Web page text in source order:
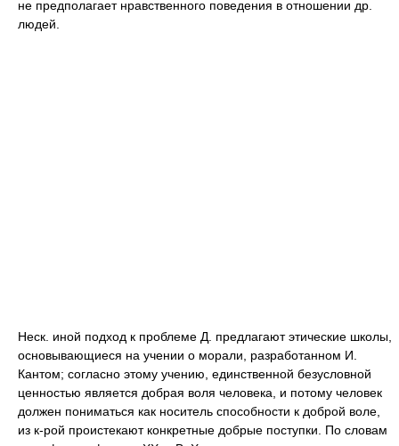
не предполагает нравственного поведения в отношении др.
людей.
Неск. иной подход к проблеме Д. предлагают этические школы,
основывающиеся на учении о морали, разработанном И.
Кантом; согласно этому учению, единственной безусловной
ценностью является добрая воля человека, и потому человек
должен пониматься как носитель способности к доброй воле,
из к-рой проистекают конкретные добрые поступки. По словам